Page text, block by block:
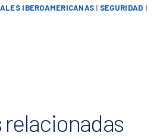
IBEROAMERICANAS | SEGURIDAD |